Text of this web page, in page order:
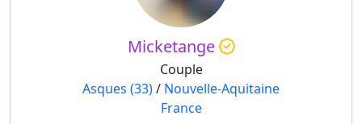
Micketange
Couple
Asques (33)/ Nouvelle-Aquitaine
France